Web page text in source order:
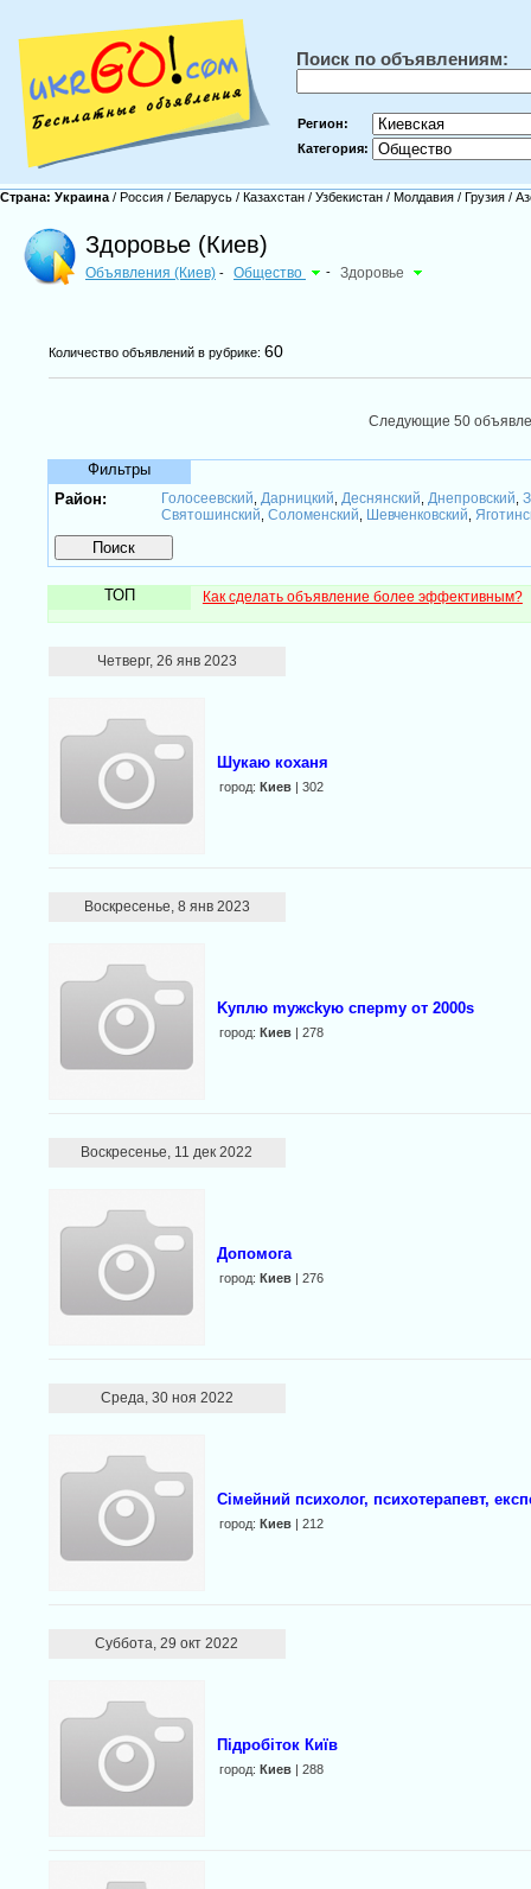
Поиск по объявлениям:
Регион:
Категория:
Страна: Украина / Россия / Беларусь / Казахстан / Узбекистан / Молдавия / Грузия /
Здоровье (Киев)
Объявления (Киев) - Общество - Здоровье
Количество объявлений в рубрике: 60
Следующие 50
Фильтры
Район:
Голосеевский Дарницкий Деснянский Днепровский
Святошинский Соломенский Шевченковский
ТОП Как сделать объявление более эффективным?
Четверг, 26 янв 2023
Шукаю коханя
город: Киев| 302
Воскресенье, 8 янв 2023
Kyплю myжckyю спeрmy от 2000s
город: Киев| 278
Воскресенье, 11 дек 2022
Допомога
город: Киев| 276
Среда, 30 ноя 2022
Сімейний психолог, психотерапевт,
город: Киев| 212
Суббота, 29 окт 2022
Підробіток Київ
город: Киев| 288